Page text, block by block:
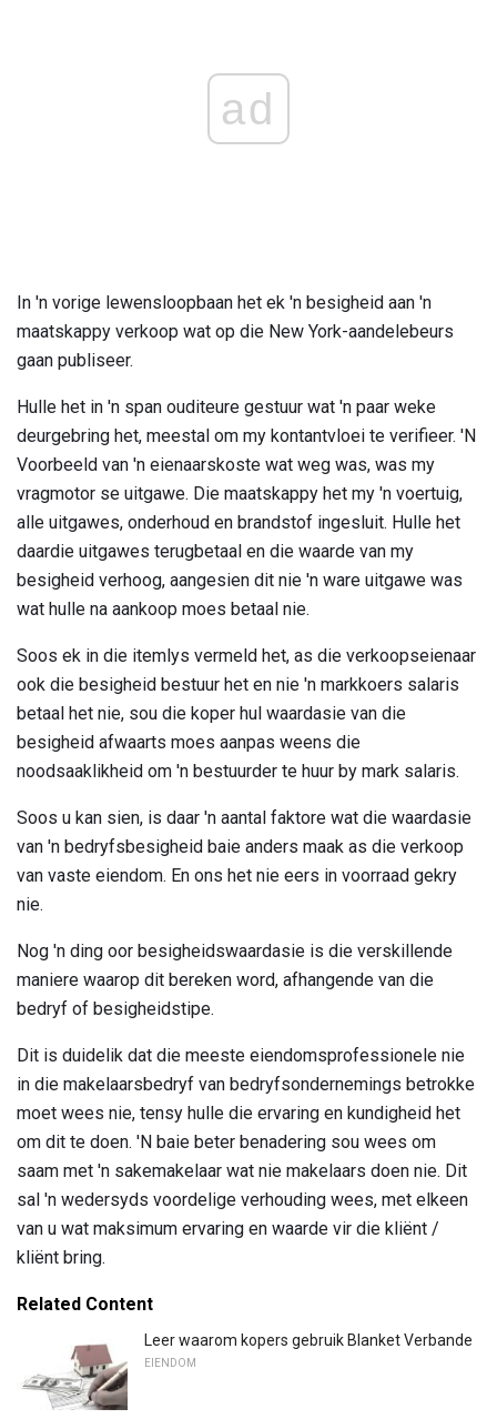
ad
In 'n vorige lewensloopbaan het ek 'n besigheid aan 'n
maatskappy verkoop wat op die New York-aandelebeurs
gaan publiseer.
Hulle het in 'n span ouditeure gestuur wat 'n paar weke
deurgebring het, meestal om my kontantvloei te verifieer. 'N
Voorbeeld van 'n eienaarskoste wat weg was, was my
vragmotor se uitgawe. Die maatskappy het my 'n voertuig,
alle uitgawes, onderhoud en brandstof ingesluit. Hulle het
daardie uitgawes terugbetaal en die waarde van my
besigheid verhoog, aangesien dit nie 'n ware uitgawe was
wat hulle na aankoop moes betaal nie.
Soos ek in die itemlys vermeld het, as die verkoopseienaar
ook die besigheid bestuur het en nie 'n markkoers salaris
betaal het nie, sou die koper hul waardasie van die
besigheid afwaarts moes aanpas weens die
noodsaaklikheid om 'n bestuurder te huur by mark salaris.
Soos u kan sien, is daar 'n aantal faktore wat die waardasie
van 'n bedryfsbesigheid baie anders maak as die verkoop
van vaste eiendom. En ons het nie eers in voorraad gekry
nie.
Nog 'n ding oor besigheidswaardasie is die verskillende
maniere waarop dit bereken word, afhangende van die
bedryf of besigheidstipe.
Dit is duidelik dat die meeste eiendomsprofessionele nie
in die makelaarsbedryf van bedryfsondernemings betrokke
moet wees nie, tensy hulle die ervaring en kundigheid het
om dit te doen. 'N baie beter benadering sou wees om
saam met 'n sakemakelaar wat nie makelaars doen nie. Dit
sal 'n wedersyds voordelige verhouding wees, met elkeen
van u wat maksimum ervaring en waarde vir die kliënt /
kliënt bring.
Related Content
Leer waarom kopers gebruik Blanket Verbande
EIENDOM